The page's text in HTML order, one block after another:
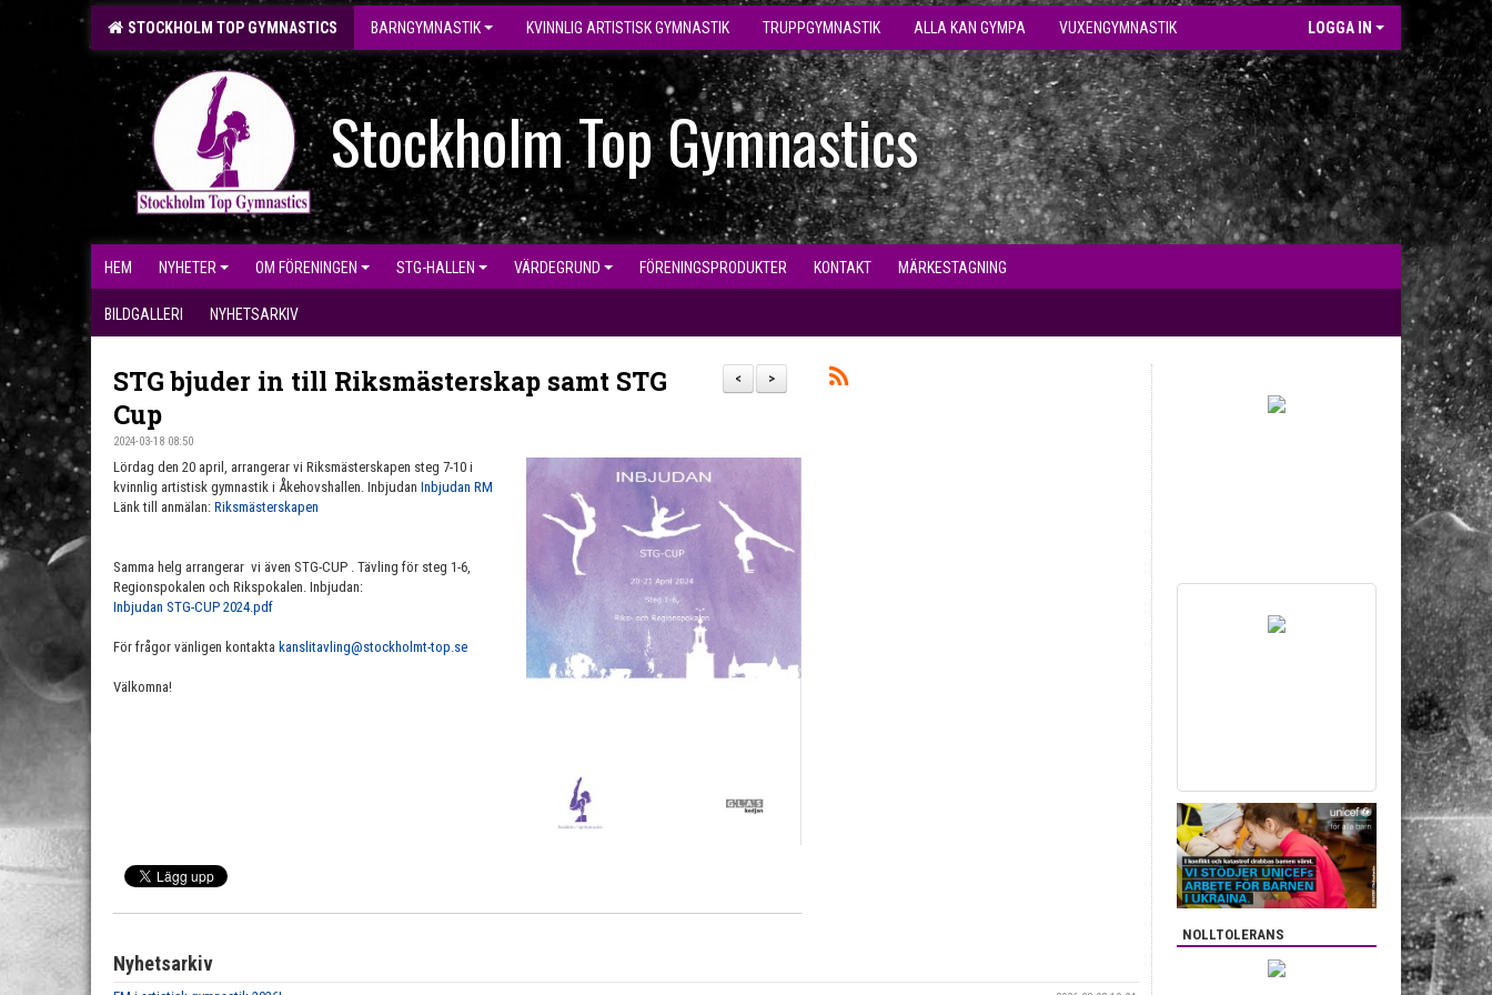
STOCKHOLM TOP GYMNASTICS BARNGYMNASTIK KVINNLIG ARTISTISK GYMNASTIK TRUPPGYMNASTIK ALLA KAN GYMPA VUXENGYMNASTIK LOGGA IN
Stockholm Top Gymnastics
HEM NYHETER OM FÖRENINGEN STG-HALLEN VÄRDEGRUND FÖRENINGSPRODUKTER KONTAKT MÄRKESTAGNING
BILDGALLERI NYHETSARKIV
>
<
STG bjuder in till Riksmästerskap samt STG
Cup
2024-03-18 08:50
Lördag den 20 april, arrangerar vi Riksmästerskapen steg 7-10 i
kvinnlig artistisk gymnastik i Åkehovshallen. Inbjudan Inbjudan RM
Länk till anmälan: Riksmästerskapen
Samma helg arrangerar vi även STG-CUP . Tävling för steg 1-6,
Regionspokalen och Rikspokalen. Inbjudan:
Inbjudan STG-CUP 2024.pdf
För frågor vänligen kontakta kanslitavling@stockholmt-top.se
Välkomna!
Nyhetsarkiv
NOLLTOLERANS